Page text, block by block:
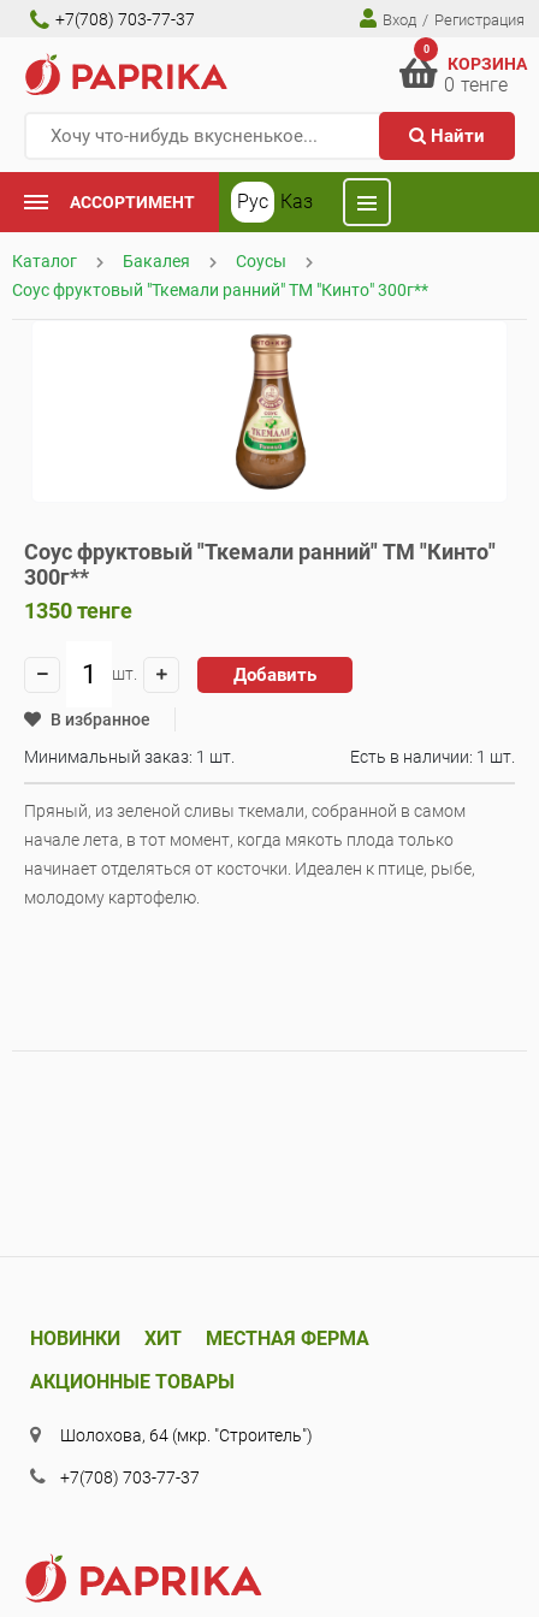
+7(708) 703-77-37 Вход / Регистрация
Найти
0
КОРЗИНА
0 тенге
АССОРТИМЕНТ Рус Каз
Каталог Бакалея
Соусы
Соус фруктовый "Ткемали ранний" ТМ "Кинто" 300г**
Соус фруктовый "Ткемали ранний" ТМ "Кинто"
300г**
1350тенге
шт. Добавить
В избранное
Минимальный заказ: 1 шт.
Есть в наличии: 1 шт.
Пряный, из зеленой сливы ткемали, собранной в самом
начале лета, в тот момент, когда мякоть плода только
начинает отделяться от косточки. Идеален к птице, рыбе,
молодому картофелю.
НОВИНКИ ХИТ
МЕСТНАЯ ФЕРМА
АКЦИОННЫЕ ТОВАРЫ
Шолохова, 64 (мкр. "Строитель")
+7(708) 703-77-37